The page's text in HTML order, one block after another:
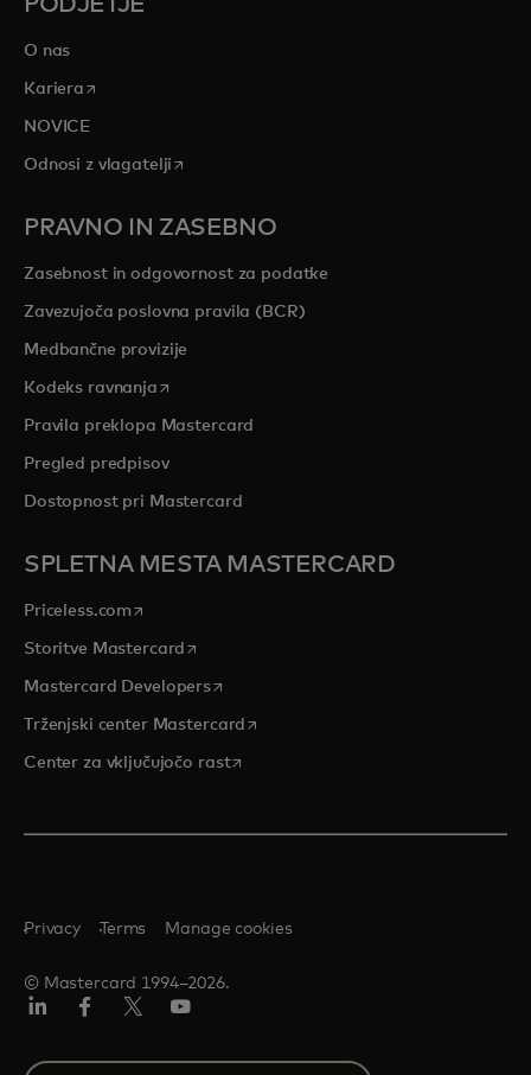
PODJETJE
O nas
Kariera opens in a new tab
NOVICE
Odnosi z vlagatelji opens in a new tab
PRAVNO IN ZASEBNO
Zasebnost in odgovornost za podatke
Zavezujoča poslovna pravila (BCR)
Medbančne provizije
Kodeks ravnanjaopens in a new tab
Pravila preklopa Mastercard
Pregled predpisov
Dostopnost pri Mastercard
SPLETNA MESTA MASTERCARD
Priceless.com opens in a new tab
Storitve Mastercard opens in a new tab
Mastercard Developersopens in a new tab
Trženjski center Mastercard opens in a new tab
Center za vključujočo rastopens in a new tab
© Mastercard 1994–2026.
Privacy Terms Manage cookies
Select